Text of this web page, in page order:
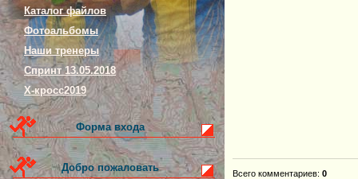
Каталог файлов
Фотоальбомы
Наши тренеры
Спринт 13.05.2018
Х-кросс2019
Форма входа
Добро пожаловать Всего комментариев: 0